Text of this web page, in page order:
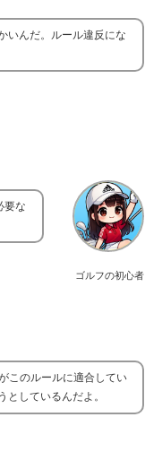
いんだ。ルール違反にな
ゴルフの初心者
要な
このルールに適合してい
しているんだよ。